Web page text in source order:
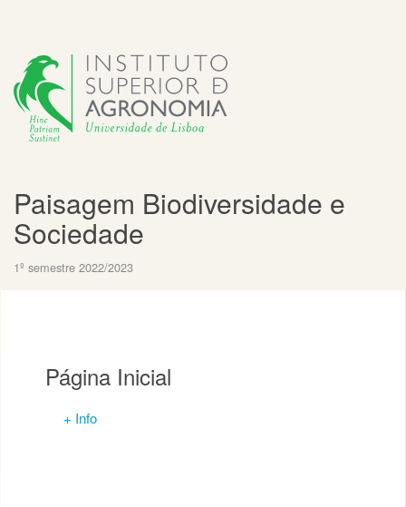
Paisagem Biodiversidade e
Sociedade
1º semestre 2022/2023
Página Inicial
+ Info